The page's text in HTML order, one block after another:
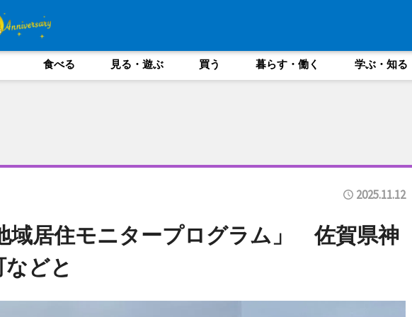
食べる 見る・遊ぶ 買う 暮らす・働く 学ぶ・知る
2025.11.12
域居住モニタープログラム」 佐賀県神
どと